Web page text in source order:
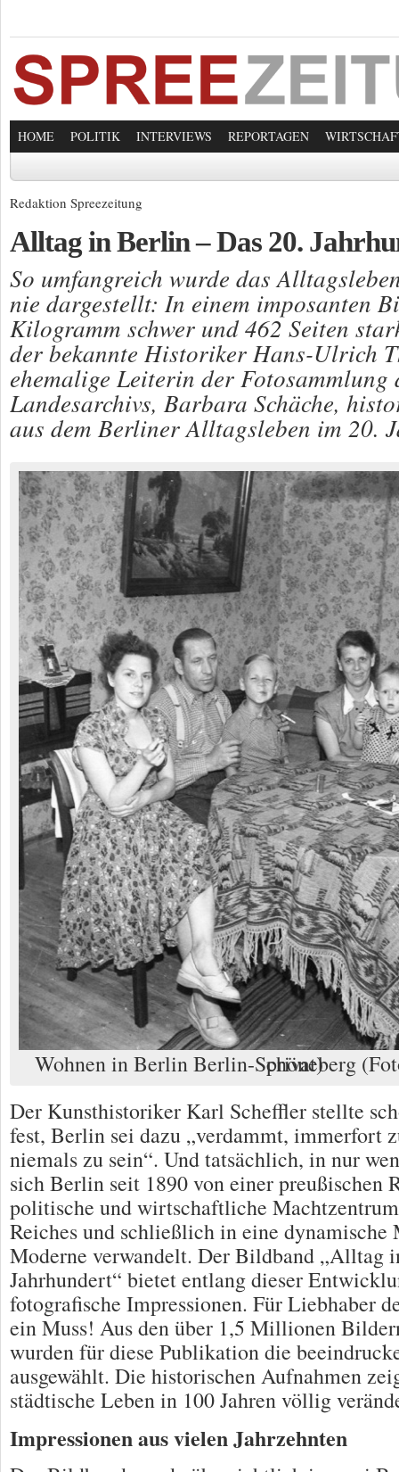
HOME POLITIK INTERVIEWS REPORTAGEN
Redaktion Spreezeitung
Alltag in Berlin – Das 20.
So umfangreich wurde das
nie dargestellt: In einem imposanten
Kilogramm schwer und 462 Seiten
der bekannte Historiker Hans-Ulrich
ehemalige Leiterin der Fotosammlung
Landesarchivs, Barbara Schäche,
aus dem Berliner Alltagsleben im 20.
Wohnen in Berlin Berlin-Schöneberg (Foto aus Fotoband: © privat)
Der Kunsthistoriker Karl Scheffler stellte
fest, Berlin sei dazu „verdammt, immerfort
niemals zu sein“. Und tatsächlich, in nur
sich Berlin seit 1890 von einer preußischen
politische und wirtschaftliche
Reiches und schließlich in eine dynamische
Moderne verwandelt. Der Bildband „Alltag
Jahrhundert“ bietet entlang dieser
fotografische Impressionen. Für Liebhaber
ein Muss! Aus den über 1,5 Millionen
wurden für diese Publikation die
ausgewählt. Die historischen Aufnahmen
städtische Leben in 100 Jahren völlig
Impressionen aus vielen Jahrzehnten